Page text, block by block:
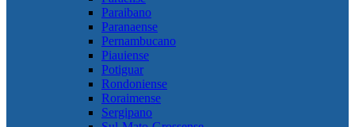
Paraibano
Paranaense
Pernambucano
Piauiense
Potiguar
Rondoniense
Roraimense
Sergipano